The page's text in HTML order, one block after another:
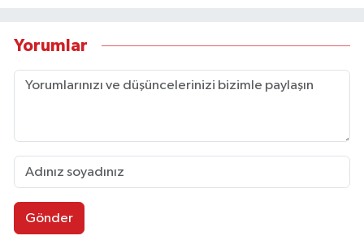
Yorumlar
Gönder